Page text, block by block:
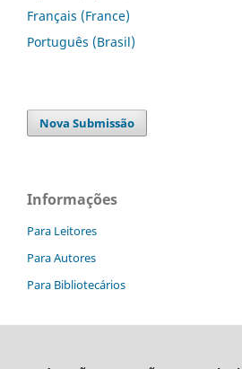
Français (France)
Português (Brasil)
Nova Submissão
Informações
Para Leitores
Para Autores
Para Bibliotecários